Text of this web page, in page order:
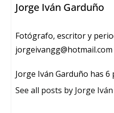
Jorge Iván Garduño
Fotógrafo, escritor y
jorgeivangg@hotmail.com
Jorge Iván Garduño has
See all posts by Jorge